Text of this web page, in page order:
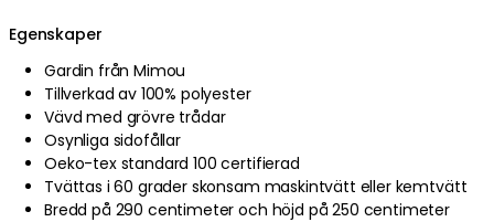
Egenskaper
Gardin från Mimou
Tillverkad av 100% polyester
Vävd med grövre trådar
Osynliga sidofållar
Oeko-tex standard 100 certifierad
Tvättas i 60 grader skonsam maskintvätt eller kemtvätt
Bredd på 290 centimeter och höjd på 250 centimeter